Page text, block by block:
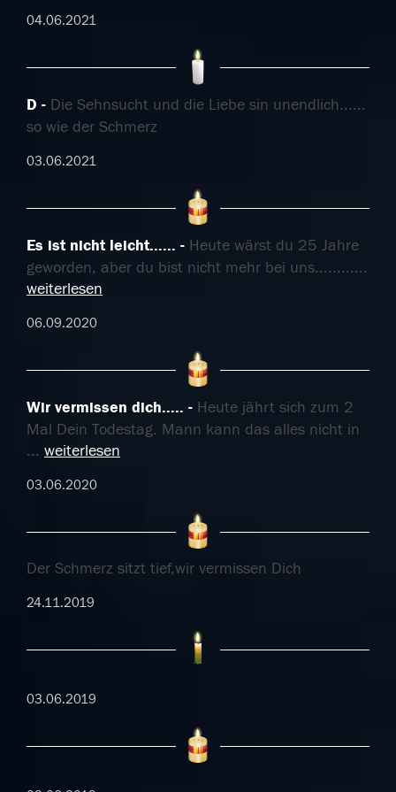
04.06.2021
D
Die Sehnsucht und die Liebe sin unendlich......
so wie der Schmerz
03.06.2021
Es ist nicht leicht......
Heute wärst du 25 Jahre
geworden, aber du bist nicht mehr bei uns............
weiterlesen
06.09.2020
Wir vermissen dich.....
Heute jährt sich zum 2
Mal Dein Todestag. Mann kann das alles nicht in
... weiterlesen
03.06.2020
Der Schmerz sitzt tief,wir vermissen Dich
24.11.2019
03.06.2019